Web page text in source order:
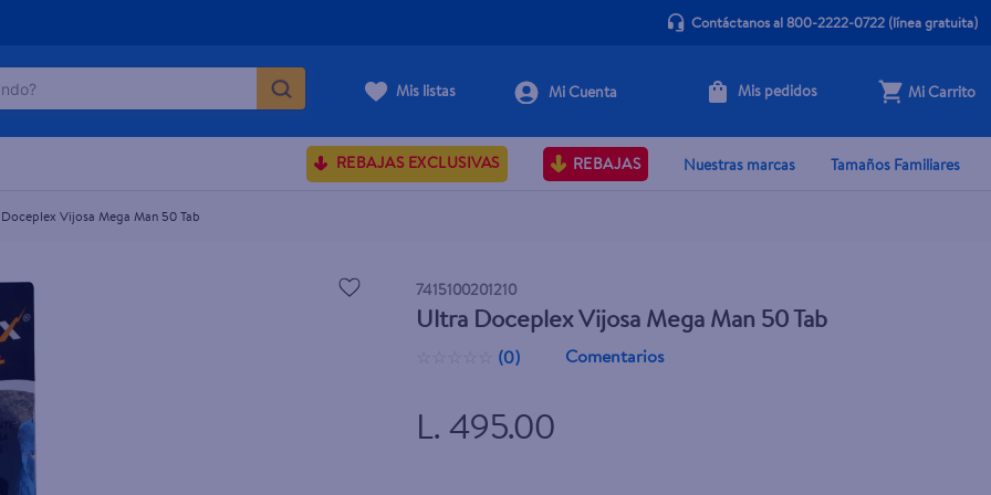
Contáctanos al 800-2222-0722(línea gratuita)
Mis listas Mis pedidos Mi Carrito
REBAJAS EXCLUSIVAS REBAJAS Nuestras marcas Tamaños Familiares
Vijosa Mega Man 50 Tab
7415100201210
Ultra Doceplex Vijosa Mega Man 50 Tab
(0) Comentarios
L. 495.00
+ Agregar
BUSCADOS
dove